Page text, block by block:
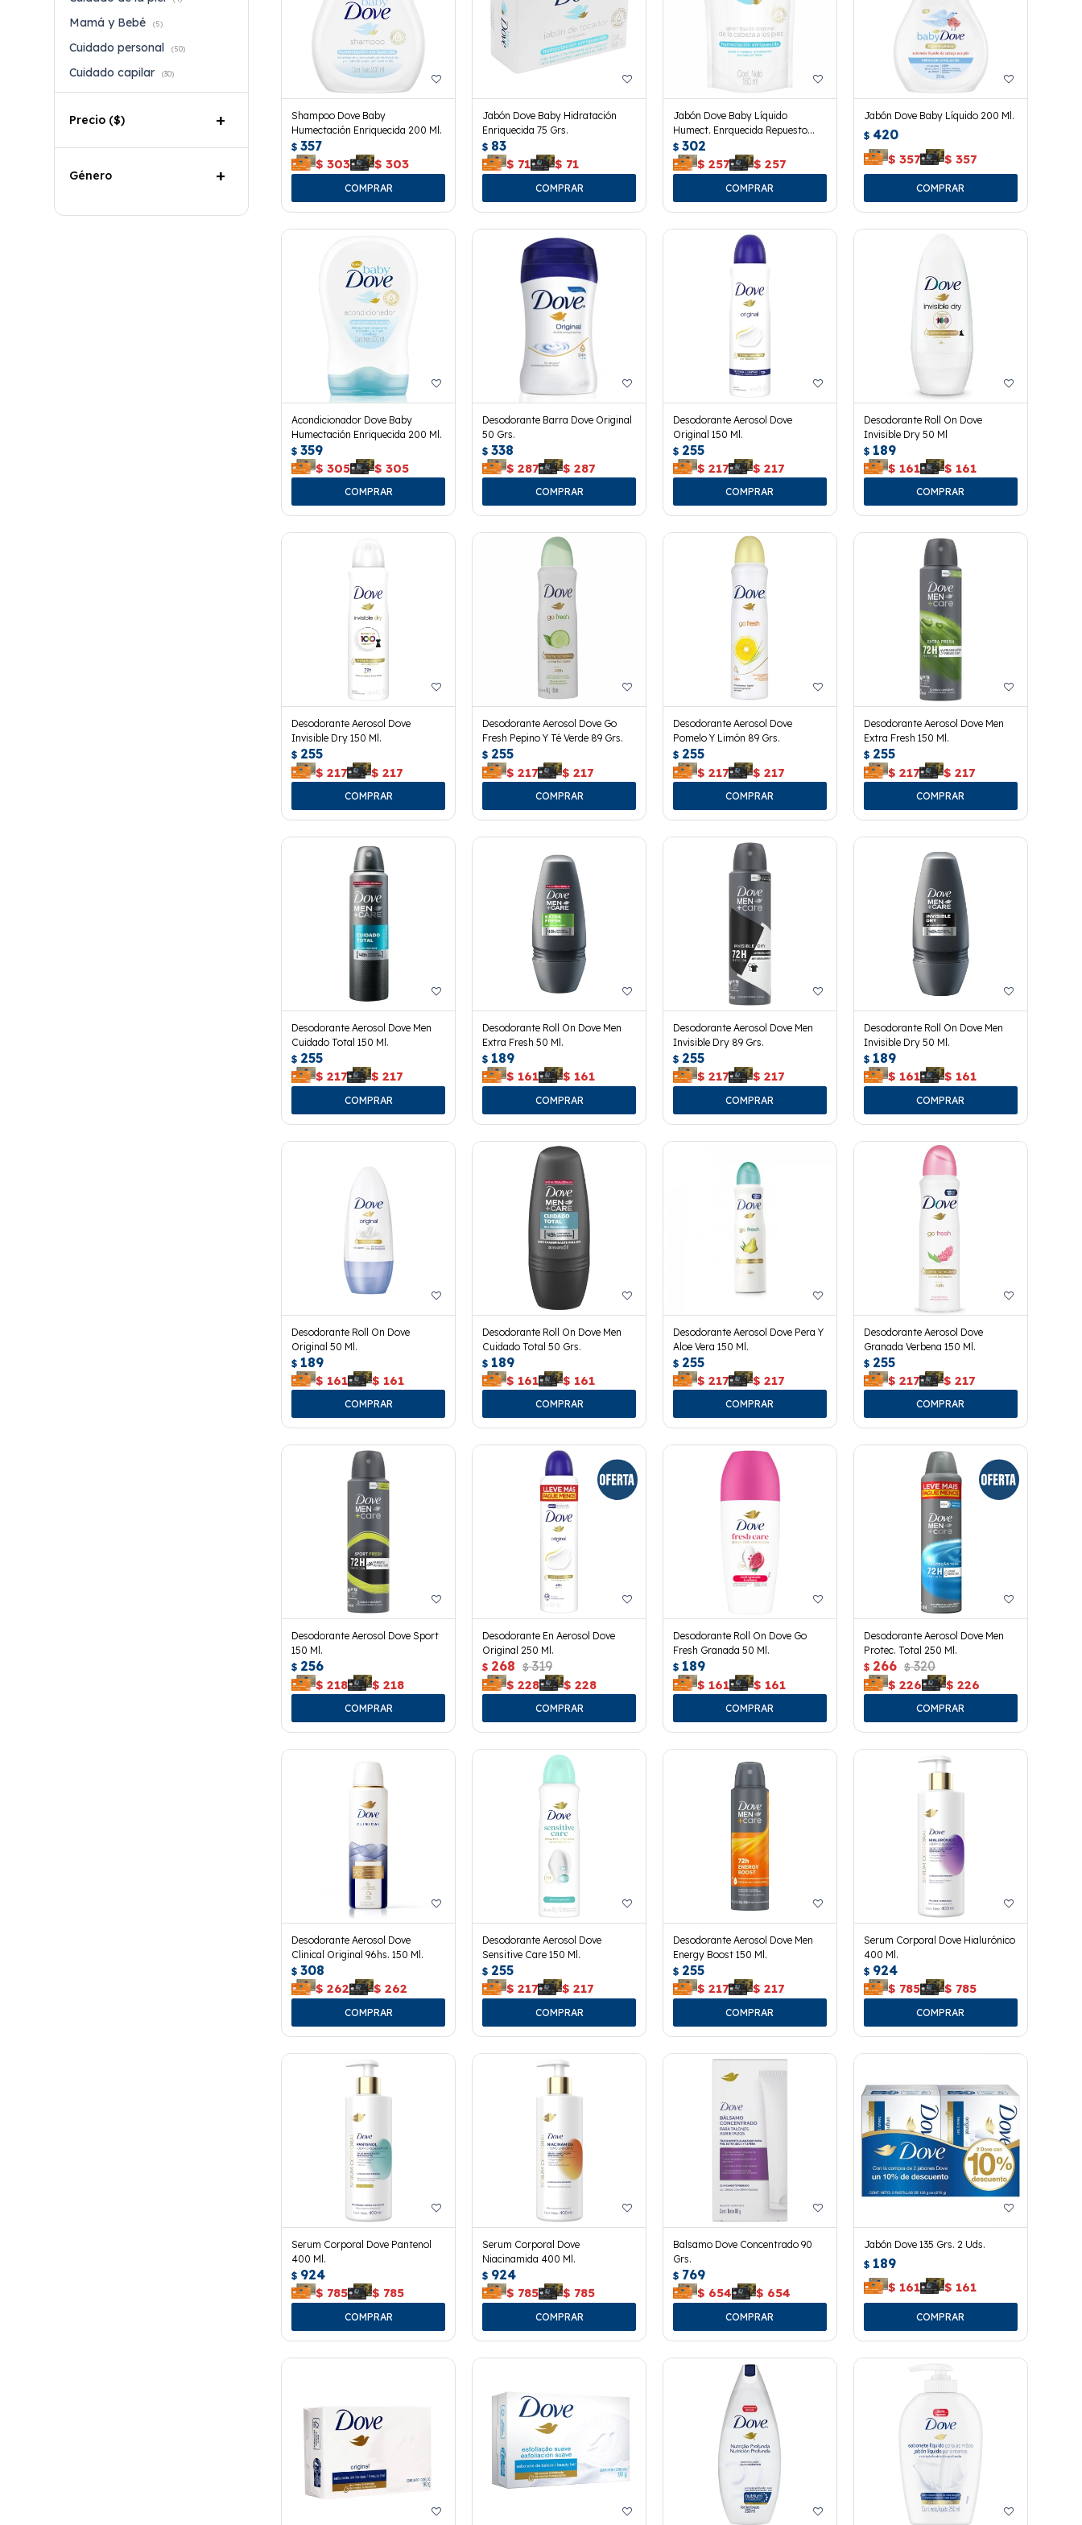
Shampoo Dove Baby
Humectación Enriquecida 200 Ml.
$ 357
$ 303 $ 303
Jabón Dove Baby Hidratación
Enriquecida 75 Grs.
$ 83
$ 71 $ 71
Jabón Dove Baby Líquido
Humect. Enrquecida Repuesto
180 Ml.
$ 302
$ 257 $ 257
Jabón Dove Baby Líquido 200 Ml.
$ 420
$ 357 $ 357
Acondicionador Dove Baby
Humectación Enriquecida 200 Ml.
$ 359
$ 305 $ 305
Desodorante Barra Dove Original
50 Grs.
$ 338
$ 287 $ 287
Desodorante Aerosol Dove
Original 150 Ml.
$ 255
$ 217 $ 217
Desodorante Roll On Dove
Invisible Dry 50 Ml
$ 189
$ 161 $ 161
Desodorante Aerosol Dove
Invisible Dry 150 Ml.
$ 255
$ 217 $ 217
Desodorante Aerosol Dove Go
Fresh Pepino Y Té Verde 89 Grs.
$ 255
$ 217 $ 217
Desodorante Aerosol Dove
Pomelo Y Limón 89 Grs.
$ 255
$ 217 $ 217
Desodorante Aerosol Dove Men
Extra Fresh 150 Ml.
$ 255
$ 217 $ 217
Desodorante Aerosol Dove Men
Cuidado Total 150 Ml.
$ 255
$ 217 $ 217
Desodorante Roll On Dove Men
Extra Fresh 50 Ml.
$ 189
$ 161 $ 161
Desodorante Aerosol Dove Men
Invisible Dry 89 Grs.
$ 255
$ 217 $ 217
Desodorante Roll On Dove Men
Invisible Dry 50 Ml.
$ 189
$ 161 $ 161
Desodorante Roll On Dove
Original 50 Ml.
$ 189
$ 161 $ 161
Desodorante Roll On Dove Men
Cuidado Total 50 Grs.
$ 189
$ 161 $ 161
Desodorante Aerosol Dove Pera Y
Aloe Vera 150 Ml.
$ 255
$ 217 $ 217
Desodorante Aerosol Dove
Granada Verbena 150 Ml.
$ 255
$ 217 $ 217
Desodorante Aerosol Dove Sport
150 Ml.
$ 256
$ 218 $ 218
Desodorante En Aerosol Dove
Original 250 Ml.
$ 268 $ 319
$ 228 $ 228
Desodorante Roll On Dove Go
Fresh Granada 50 Ml.
$ 189
$ 161 $ 161
Desodorante Aerosol Dove Men
Protec. Total 250 Ml.
$ 266 $ 320
$ 226 $ 226
Desodorante Aerosol Dove
Clinical Original 96hs. 150 Ml.
$ 308
$ 262 $ 262
Desodorante Aerosol Dove
Sensitive Care 150 Ml.
$ 255
$ 217 $ 217
Desodorante Aerosol Dove Men
Energy Boost 150 Ml.
$ 255
$ 217 $ 217
Serum Corporal Dove Hialurónico
400 Ml.
$ 924
$ 785 $ 785
Serum Corporal Dove Pantenol
400 Ml.
$ 924
$ 785 $ 785
Serum Corporal Dove
Niacinamida 400 Ml.
$ 924
$ 785 $ 785
Balsamo Dove Concentrado 90
Grs.
$ 769
$ 654 $ 654
Jabón Dove 135 Grs. 2 Uds.
$ 189
$ 161 $ 161
Mamá y Bebé (5)
Cuidado personal (50)
Cuidado capilar (30)
Precio ($)
Género